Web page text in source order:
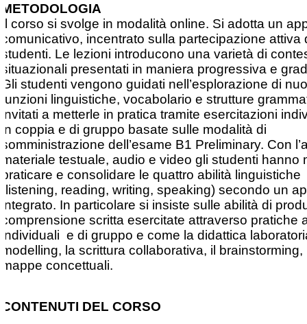
METODOLOGIA
Il corso si svolge in modalità online. Si adotta un
comunicativo, incentrato sulla partecipazione attiva
studenti. Le lezioni introducono una varietà di
situazionali presentati in maniera progressiva e
Gli studenti vengono guidati nell’esplorazione di
funzioni linguistiche, vocabolario e strutture
invitati a metterle in pratica tramite esercitazioni
in coppia e di gruppo basate sulle modalità di
somministrazione dell’esame B1 Preliminary. Con
materiale testuale, audio e video gli studenti hanno
praticare e consolidare le quattro abilità linguistiche
(listening, reading, writing, speaking) secondo un
integrato. In particolare si insiste sulle abilità di
comprensione scritta esercitate attraverso pratiche
individuali e di gruppo e come la didattica
modelling, la scrittura collaborativa, il brainstorming,
mappe concettuali.
CONTENUTI DEL CORSO